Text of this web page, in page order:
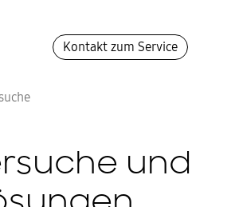
Kontakt zum Service
und